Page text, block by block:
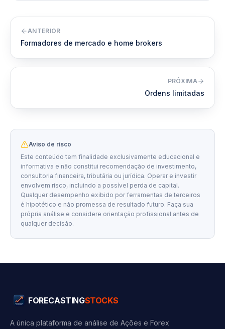
ANTERIOR
Formadores de mercado e home brokers
PRÓXIMA
Ordens limitadas
Aviso de risco
Este conteúdo tem finalidade exclusivamente educacional e
informativa e não constitui recomendação de investimento,
consultoria financeira, tributária ou jurídica. Operar e investir
envolvem risco, incluindo a possível perda de capital.
Qualquer desempenho exibido por ferramentas de terceiros
é hipotético e não promessa de resultado futuro. Faça sua
própria análise e considere orientação profissional antes de
qualquer decisão.
FORECASTINGSTOCKS
A única plataforma de análise de Ações e Forex